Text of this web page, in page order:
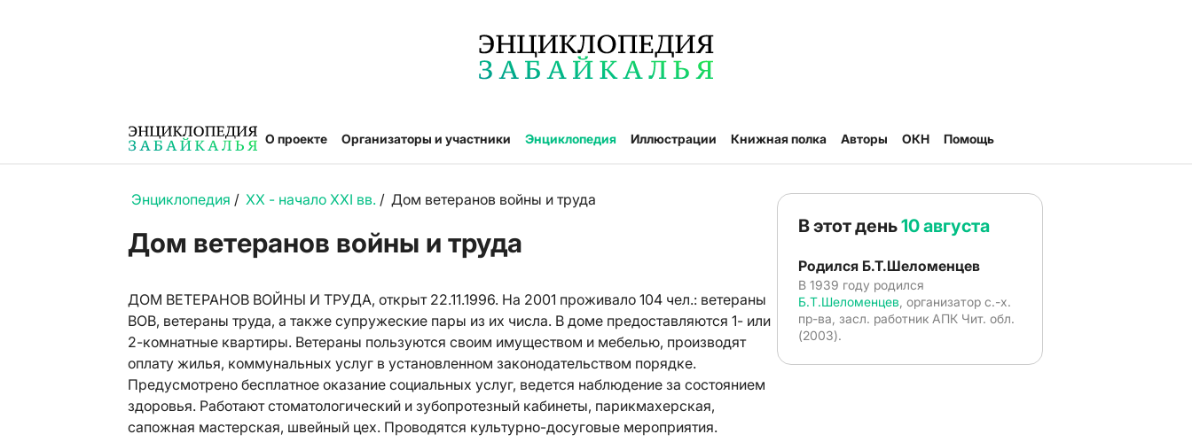
О проекте Организаторы и участники Энциклопедия Иллюстрации Книжная полка Авторы ОКН Помощь
Энциклопедия / XX - начало XXI вв. / Дом ветеранов войны и труда
Дом ветеранов войны и труда
ДОМ ВЕТЕРАНОВ ВОЙНЫ И ТРУДА, открыт 22.11.1996. На 2001 проживало 104 чел.: ветераны
ВОВ, ветераны труда, а также супружеские пары из их числа. В доме предоставляются 1- или
2-комнатные квартиры. Ветераны пользуются своим имуществом и мебелью, производят
оплату жилья, коммунальных услуг в установленном законодательством порядке.
Предусмотрено бесплатное оказание социальных услуг, ведется наблюдение за состоянием
здоровья. Работают стоматологический и зубопротезный кабинеты, парикмахерская,
сапожная мастерская, швейный цех. Проводятся культурно-досуговые мероприятия.
В этот день10 августа
Родился Б.Т.Шеломенцев
В 1939 году родился
Б.Т.Шеломенцев , организатор с.-х.
пр-ва, засл. работник АПК Чит. обл.
(2003).